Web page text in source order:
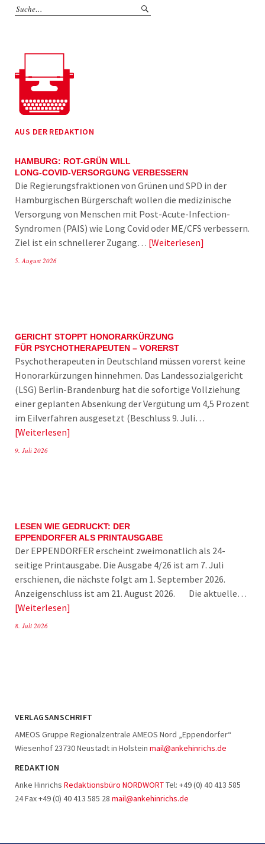
AUS DER REDAKTION
HAMBURG: ROT-GRÜN WILL
LONG-COVID-VERSORGUNG VERBESSERN
Die Regierungsfraktionen von Grünen und SPD in der
Hamburgischen Bürgerschaft wollen die medizinische
Versorgung von Menschen mit Post-Acute-Infection-
Syndromen (PAIS) wie Long Covid oder ME/CFS verbessern.
Ziel ist ein schnellerer Zugang… Weiterlesen
5. August 2026
GERICHT STOPPT HONORARKÜRZUNG
FÜR PSYCHOTHERAPEUTEN – VORERST
Psychotherapeuten in Deutschland müssen vorerst keine
Honorarkürzungen hinnehmen. Das Landessozialgericht
(LSG) Berlin-Brandenburg hat die sofortige Vollziehung
einer geplanten Absenkung der Vergütung um 4,5 Prozent
im Eilverfahren ausgesetzt (Beschluss 9. Juli…
Weiterlesen
9. Juli 2026
LESEN WIE GEDRUCKT: DER
EPPENDORFER ALS PRINTAUSGABE
Der EPPENDORFER erscheint zweimonatlich als 24-
seitige Printausgabe. Die Ausgabe 4/26 ist am 7. Juli
erschienen, die nächste folgt am 1. September 2026.
Anzeigenschluss ist am 21. August 2026. Die aktuelle…
Weiterlesen
8. Juli 2026
VERLAGSANSCHRIFT
AMEOS Gruppe Regionalzentrale AMEOS Nord „Eppendorfer“
Wiesenhof 23730 Neustadt in Holstein mail@ankehinrichs.de
REDAKTION
Anke Hinrichs Redaktionsbüro NORDWORTTel: +49 (0) 40 413 585
24 Fax +49 (0) 40 413 585 28 mail@ankehinrichs.de